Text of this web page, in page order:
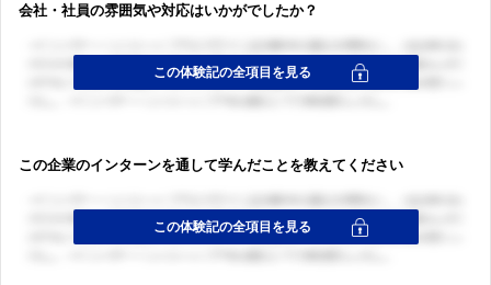
会社・社員の雰囲気や対応はいかがでしたか？
この企業のインターンを通して学んだことを教えてください